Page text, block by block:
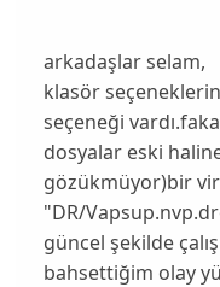
arkadaşlar selam,
klasör
seçeneği
dosyalar eski
gözükmüyor)bir
"DR/
güncel şekilde
bahsettiğim olay